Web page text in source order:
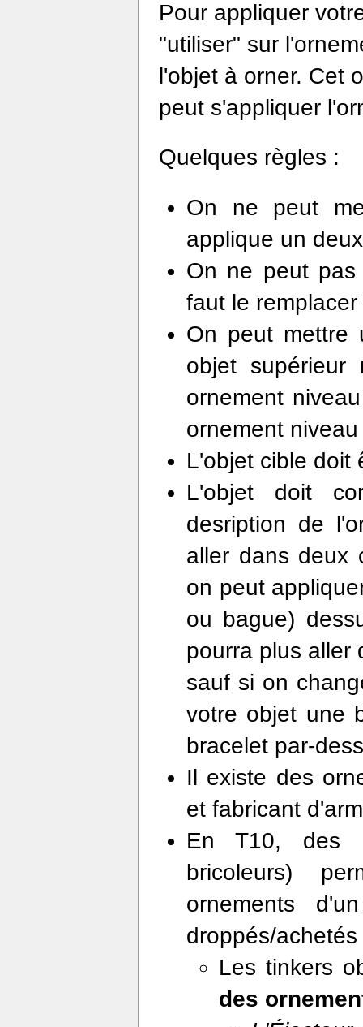
Pour appliquer
"utiliser" sur
l'objet à orner. Cet
peut s'appliquer
Quelques règles :
On ne peut
applique un
On ne peut pas
faut le remplacer
On peut mettre
objet
ornement
ornement
L'objet cible doit
L'objet doit
desription de
aller dans deux
on peut
ou bague)
pourra plus aller
sauf si on
votre objet une
bracelet par-
Il existe des
et fabricant
En T10, des
bricoleurs)
ornements
droppés/
Les tinkers
des